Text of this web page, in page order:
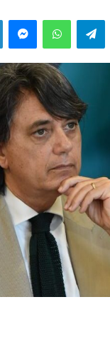
a
n
e
m
a
l